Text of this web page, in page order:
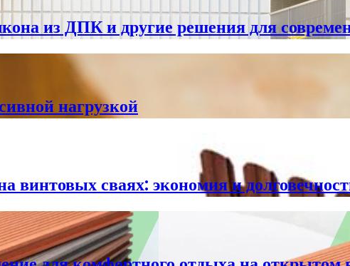
из ДПК и другие решения для
нагрузкой
винтовых сваях: экономия и